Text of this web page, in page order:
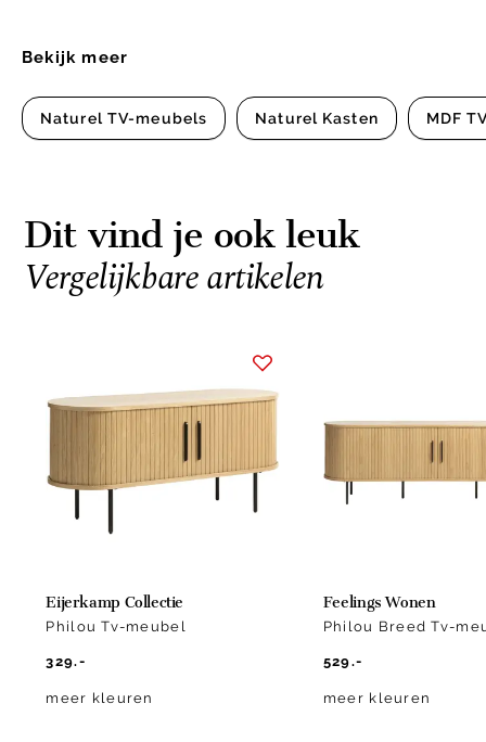
Bekijk meer
Naturel TV-meubels Naturel Kasten MDF
Dit vind je ook leuk
Vergelijkbare artikelen
Eijerkamp Collectie
Philou Tv-meubel
329.-
meer kleuren
Feelings Wonen
Philou Breed Tv-
529.-
meer kleuren